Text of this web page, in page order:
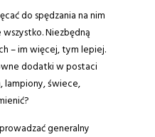
do spędzania na nim
Niezbędną
– im więcej, tym lepiej.
dodatki w postaci
lampiony, świece,
generalny